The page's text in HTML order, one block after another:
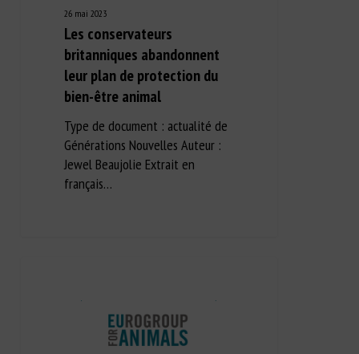
26 mai 2023
Les conservateurs
britanniques abandonnent
leur plan de protection du
bien-être animal
Type de document : actualité de
Générations Nouvelles Auteur :
Jewel Beaujolie Extrait en
français…